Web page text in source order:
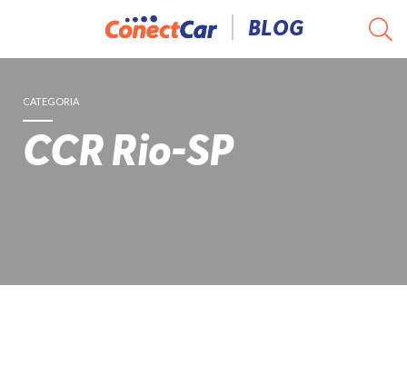
BLOG
CATEGORIA
CCR Rio-SP